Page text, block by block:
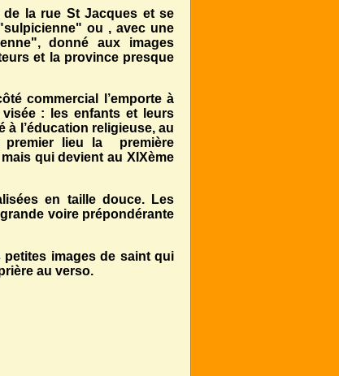
la rue St Jacques et se
ou , avec une
donné aux images
et la province presque
commercial l’emporte à
: les enfants et leurs
à l’éducation religieuse, au
premier lieu la première
qui devient au XIXème
en taille douce. Les
voire prépondérante
images de saint qui
au verso.